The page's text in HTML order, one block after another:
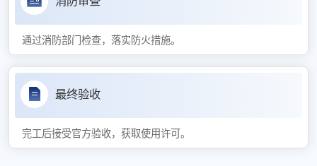
通过消防部门检查，落实防火措施。
最终验收
完工后接受官方验收，获取使用许可。